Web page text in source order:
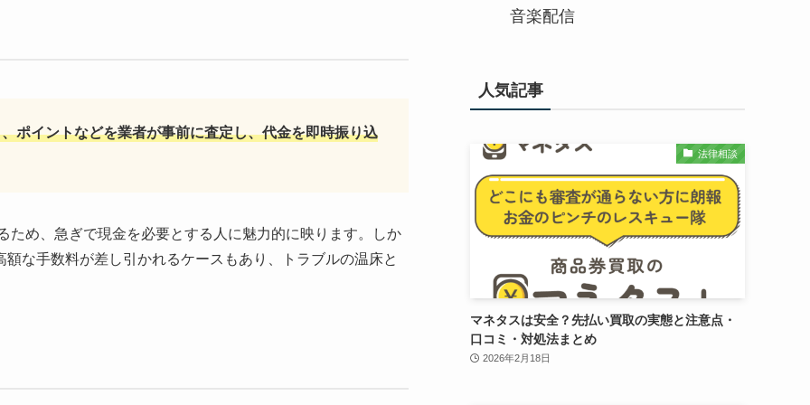
ポイントなどを業者が事前に査定し、代金を即時振り込
ため、急ぎで現金を必要とする人に魅力的に映ります。しか
な手数料が差し引かれるケースもあり、トラブルの温床と
音楽配信
人気記事
法律相談
マネタスは安全？先払い買取の実態と注意点・
口コミ・対処法まとめ
2026年2月18日